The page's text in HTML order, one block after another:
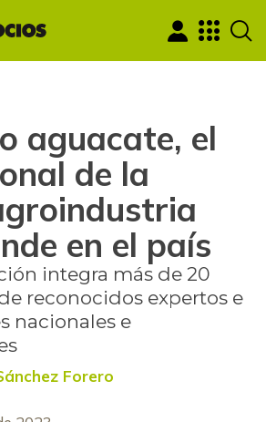
aguacate, el
de la
en el país
integra más de 20
reconocidos expertos e
nacionales e
Forero